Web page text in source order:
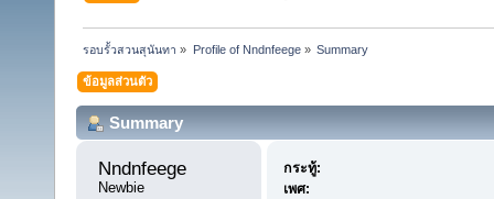
รอบรั้วสวนสุนันทา » Profile of Nndnfeege» Summary
ข้อมูลส่วนตัว
Summary
Nndnfeege
Newbie
กระทู้:
เพศ: